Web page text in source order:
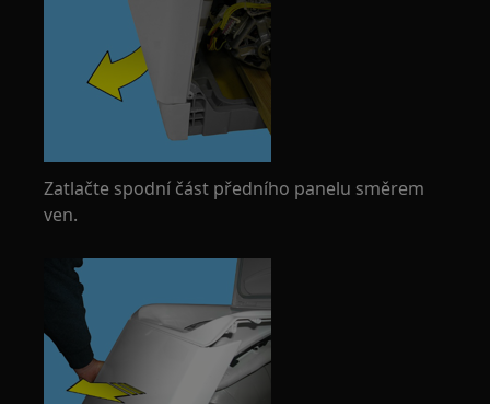
Zatlačte spodní část předního panelu směrem
ven.